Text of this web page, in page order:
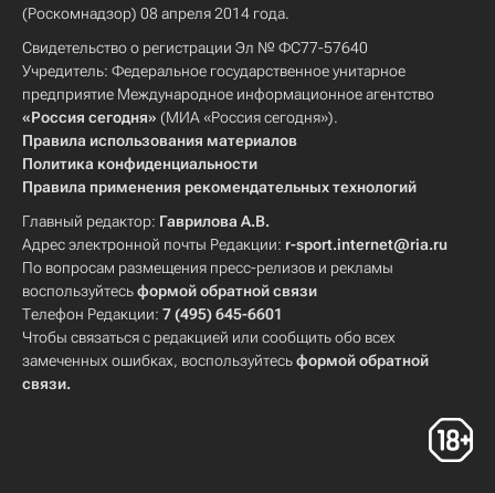
(Роскомнадзор) 08 апреля 2014 года.
Свидетельство о регистрации Эл № ФС77-57640
Учредитель: Федеральное государственное унитарное
предприятие Международное информационное агентство
«Россия сегодня» (МИА «Россия сегодня»).
Правила использования материалов
Политика конфиденциальности
Правила применения рекомендательных технологий
Главный редактор: Гаврилова А.В.
Адрес электронной почты Редакции: r-sport.internet@ria.ru
По вопросам размещения пресс-релизов и рекламы
воспользуйтесьформой обратной связи
Телефон Редакции: 7 (495) 645-6601
Чтобы связаться с редакцией или сообщить обо всех
замеченных ошибках, воспользуйтесьформой обратной
связи.